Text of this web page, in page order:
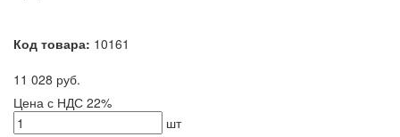
Код товара: 10161
11 028 руб.
Цена с НДС 22%
шт